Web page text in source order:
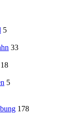
5
33
18
5
178